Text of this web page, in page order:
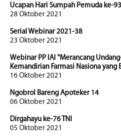
Ucapan Hari Sumpah Pemuda ke-93
28 Oktober 2021
Serial Webinar 2021-38
23 Oktober 2021
Webinar PP IAI "Merancang
Kemandirian Farmasi Nasiona yang
16 Oktober 2021
Ngobrol Bareng Apoteker 14
06 Oktober 2021
Dirgahayu ke-76 TNI
05 Oktober 2021